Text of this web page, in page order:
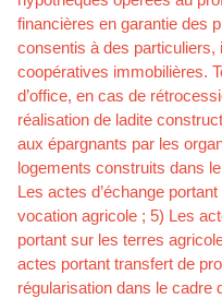
financières en garantie des
consentis à des particuliers,
coopératives immobilières.
d’office, en cas de
réalisation de ladite
aux épargnants par les
logements construits dans
Les actes d’échange
vocation agricole ; 5) Les
portant sur les terres
actes portant transfert de
régularisation dans le cadre